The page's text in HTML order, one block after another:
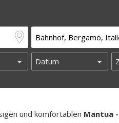
und komfortablen Mantua